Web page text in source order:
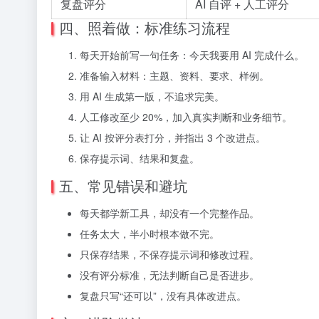
复盘评分 AI 自评 + 人工评分
四、照着做：标准练习流程
每天开始前写一句任务：今天我要用 AI 完成什么。
准备输入材料：主题、资料、要求、样例。
用 AI 生成第一版，不追求完美。
人工修改至少 20%，加入真实判断和业务细节。
让 AI 按评分表打分，并指出 3 个改进点。
保存提示词、结果和复盘。
五、常见错误和避坑
每天都学新工具，却没有一个完整作品。
任务太大，半小时根本做不完。
只保存结果，不保存提示词和修改过程。
没有评分标准，无法判断自己是否进步。
复盘只写“还可以”，没有具体改进点。